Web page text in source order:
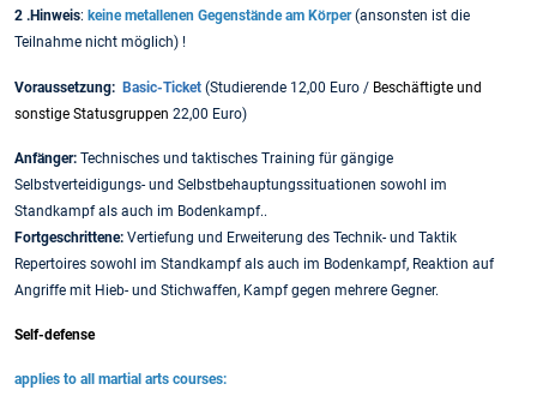
2 .Hinweis: keine metallenen Gegenstände am Körper(ansonsten ist die
Teilnahme nicht möglich) !
Voraussetzung: Basic-Ticket (Studierende 12,00 Euro / Beschäftigte und
sonstige Statusgruppen 22,00 Euro)
Anfänger: Technisches und taktisches Training für gängige
Selbstverteidigungs- und Selbstbehauptungssituationen sowohl im
Standkampf als auch im Bodenkampf..
Fortgeschrittene: Vertiefung und Erweiterung des Technik- und Taktik
Repertoires sowohl im Standkampf als auch im Bodenkampf, Reaktion auf
Angriffe mit Hieb- und Stichwaffen, Kampf gegen mehrere Gegner.
Self-defense
applies to all martial arts courses: